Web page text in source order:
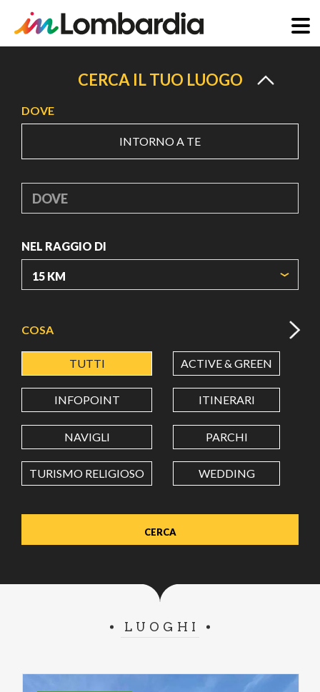
principale
CERCA IL TUO LUOGO
DOVE
INTORNO A TE
DOVE
NEL RAGGIO DI
LATITUDINE
LONGITUDINE
Value in decimal degrees. Use dot (.) as decimal separator.
COSA
TUTTI ACTIVE & GREEN
INFOPOINT ITINERARI
NAVIGLI PARCHI
TURISMO RELIGIOSO WEDDING
LUOGHI